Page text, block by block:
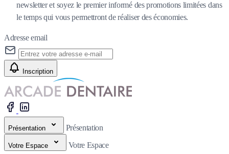
newsletter et soyez le premier informé des promotions limitées dans
le temps qui vous permettront de réaliser des économies.
Adresse email
Inscription
Présentation Présentation
Votre Espace Votre Espace